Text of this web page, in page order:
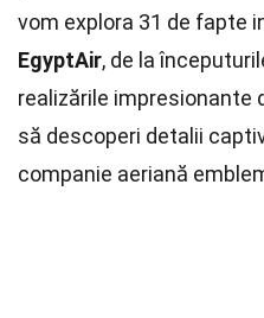
vom explora 31 de fapte
EgyptAir, de la
realizările impresionante
să descoperi detalii
companie aeriană